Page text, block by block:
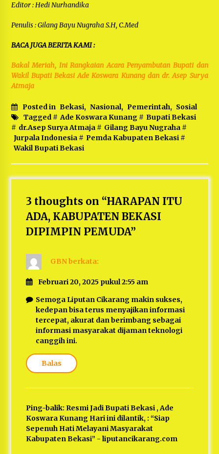
Editor : Hedi Nurhandika
Penulis : Gilang Bayu Nugraha S.H, C.Med
BACA JUGA BERITA KAMI :
Bakal Meriah, Ini Rangkaian Acara Penyambutan Bupati dan
Wakil Bupati Bekasi Ade Koswara Kunang dan dr. Asep Surya
Atmaja
Posted in Bekasi, Nasional, Pemerintah, Sosial
Tagged # Ade Koswara Kunang# Bupati Bekasi
# dr.Asep Surya Atmaja# Gilang Bayu Nugraha#
Jurpala Indonesia# Pemda Kabupaten Bekasi#
Wakil Bupati Bekasi
3 thoughts on “HARAPAN ITU
ADA, KABUPATEN BEKASI
DIPIMPIN PEMUDA”
GBNberkata:
Februari 20, 2025 pukul 2:55 am
Semoga Liputan Cikarang makin sukses,
kedepan bisa terus menyajikan informasi
tercepat, akurat dan berimbang sebagai
informasi masyarakat dijaman teknologi
canggih ini.
Balas
Ping-balik: Resmi Jadi Bupati Bekasi , Ade
Koswara Kunang Hari ini dilantik, : “Siap
Sepenuh Hati Melayani Masyarakat
Kabupaten Bekasi” - liputancikarang.com